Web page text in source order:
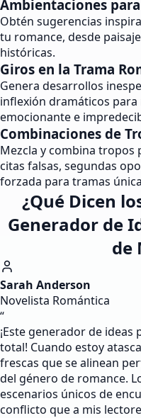
Ambientaciones
Obtén sugerencias
tu romance, desde
históricas.
Giros en la Trama
Genera desarrollos
inflexión dramáticos
emocionante e
Combinaciones de
Mezcla y combina tropos
citas falsas, segundas
forzada para tramas
¿Qué Dicen
Generador de
de
Sarah Anderson
Novelista Romántica
“
¡Este generador de
total! Cuando estoy
frescas que se alinean
del género de romance.
escenarios únicos de
conflicto que a mis